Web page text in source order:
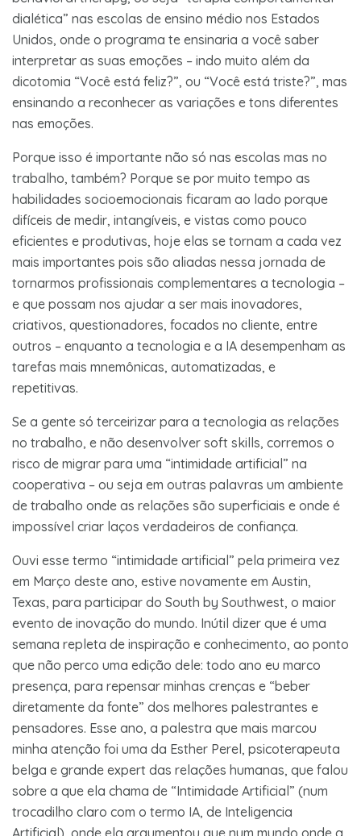
dialética” nas escolas de ensino médio nos Estados
Unidos, onde o programa te ensinaria a você saber
interpretar as suas emoções – indo muito além da
dicotomia “Você está feliz?”, ou “Você está triste?”, mas
ensinando a reconhecer as variações e tons diferentes
nas emoções.
Porque isso é importante não só nas escolas mas no
trabalho, também? Porque se por muito tempo as
habilidades socioemocionais ficaram ao lado porque
difíceis de medir, intangíveis, e vistas como pouco
eficientes e produtivas, hoje elas se tornam a cada vez
mais importantes pois são aliadas nessa jornada de
tornarmos profissionais complementares a tecnologia –
e que possam nos ajudar a ser mais inovadores,
criativos, questionadores, focados no cliente, entre
outros – enquanto a tecnologia e a IA desempenham as
tarefas mais mnemônicas, automatizadas, e
repetitivas.
Se a gente só terceirizar para a tecnologia as relações
no trabalho, e não desenvolver soft skills, corremos o
risco de migrar para uma “intimidade artificial” na
cooperativa – ou seja em outras palavras um ambiente
de trabalho onde as relações são superficiais e onde é
impossível criar laços verdadeiros de confiança.
Ouvi esse termo “intimidade artificial” pela primeira vez
em Março deste ano, estive novamente em Austin,
Texas, para participar do South by Southwest, o maior
evento de inovação do mundo. Inútil dizer que é uma
semana repleta de inspiração e conhecimento, ao ponto
que não perco uma edição dele: todo ano eu marco
presença, para repensar minhas crenças e “beber
diretamente da fonte” dos melhores palestrantes e
pensadores. Esse ano, a palestra que mais marcou
minha atenção foi uma da Esther Perel, psicoterapeuta
belga e grande expert das relações humanas, que falou
sobre a que ela chama de “Intimidade Artificial” (num
trocadilho claro com o termo IA, de Inteligencia
Artificial), onde ela argumentou que num mundo onde a